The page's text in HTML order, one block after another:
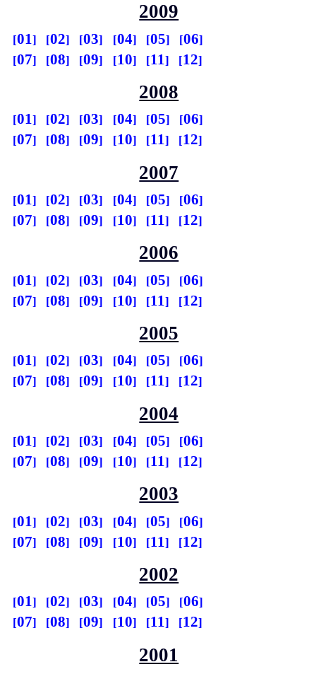
2009
01 02 03 04 05
06
07
08 09 10 11 12
2008
01 02 03 04 05
06
07
08 09 10 11 12
2007
01 02 03 04 05
06
07
08 09 10 11 12
2006
01 02 03 04 05
06
07
08 09 10 11 12
2005
01 02 03 04 05
06
07
08 09 10 11 12
2004
01 02 03 04 05
06
07
08 09 10 11 12
2003
01 02 03 04 05
06
07
08 09 10 11 12
2002
01 02 03 04 05
06
07
08 09 10 11 12
2001